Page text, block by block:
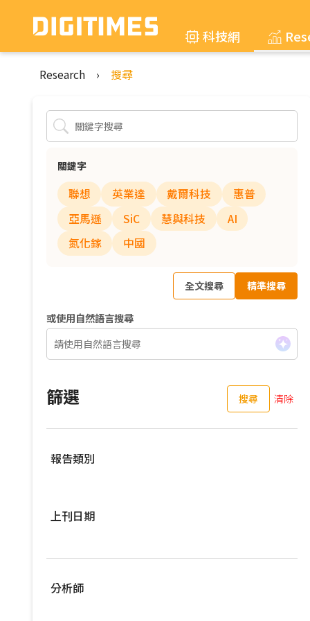
科技網
Research › 搜尋
關鍵字
聯想 英業達 戴爾科技
惠普
亞馬遜
SiC 慧與科技
AI
氮化鎵
中國
全文搜尋 精準搜尋
或使用自然語言搜尋
篩選 搜尋 清除
報告類別
亞洲供應鏈
寬頻與無線
上刊日期
分析師